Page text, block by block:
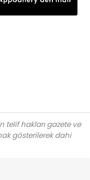
telif hakları gazete ve
gösterilerek dahi